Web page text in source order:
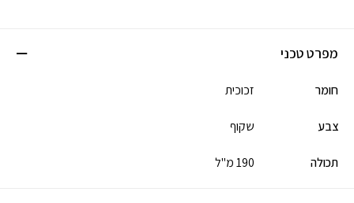
מפרט טכני
חומר זכוכית
צבע שקוף
תכולה 190 מ"ל